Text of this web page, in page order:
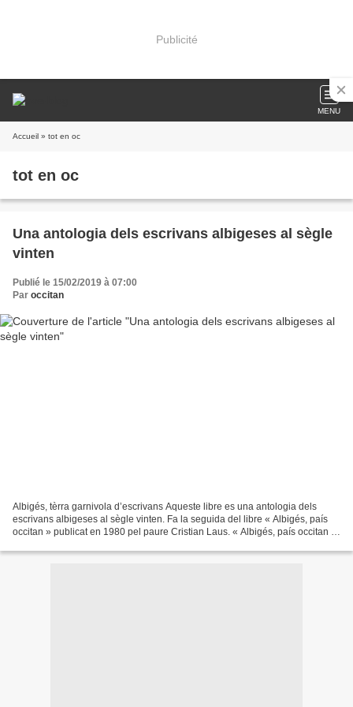
Publicité
MENU
Accueil » tot en oc
tot en oc
Una antologia dels escrivans albigeses al sègle
vinten
Publié le 15/02/2019 à 07:00
Par occitan
Albigés, tèrra garnivola d’escrivans Aqueste libre es una antologia dels
escrivans albigeses al sègle vinten. Fa la seguida del libre « Albigés, país
occitan » publicat en 1980 pel paure Cristian Laus. « Albigés, país occitan »